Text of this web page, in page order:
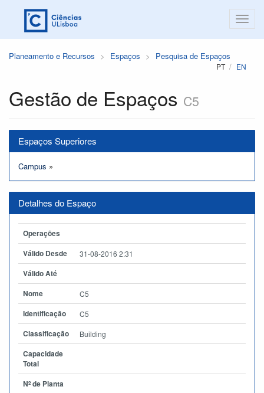
Planeamento e Recursos Espaços Pesquisa de Espaços
PT EN
Gestão de Espaços C5
Espaços Superiores
Campus »
Detalhes do Espaço
Operações
Válido Desde
31-08-2016 2:31
Válido Até
Nome
C5
Identificação C5
Classificação Building
Capacidade
Total
Nº de Planta